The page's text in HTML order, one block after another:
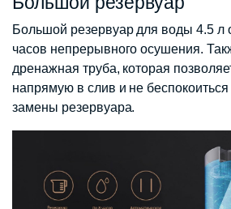
Большой резервуар для воды 4.5 л
часов непрерывного осушения.
дренажная труба, которая
напрямую в слив и не
замены резервуара.